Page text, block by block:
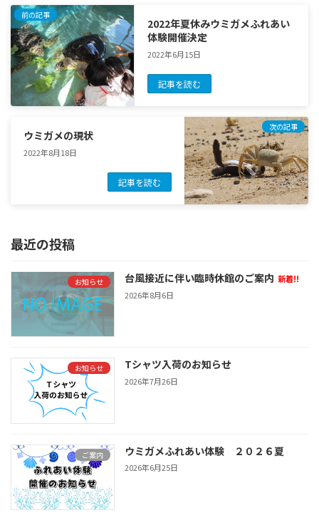
前の記事
2022年夏休みウミガメふれあい
体験開催決定
2022年6月15日
記事を読む
次の記事
ウミガメの現状
2022年8月18日
記事を読む
最近の投稿
お知らせ 台風接近に伴い臨時休館のご案内 新着!!
2026年8月6日
お知らせ Tシャツ入荷のお知らせ
2026年7月26日
ご案内 ウミガメふれあい体験 ２０２６夏
2026年6月25日